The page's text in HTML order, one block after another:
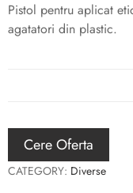
Pistol pentru aplicat
agatatori din plastic.
Cere Oferta
CATEGORY: Diverse